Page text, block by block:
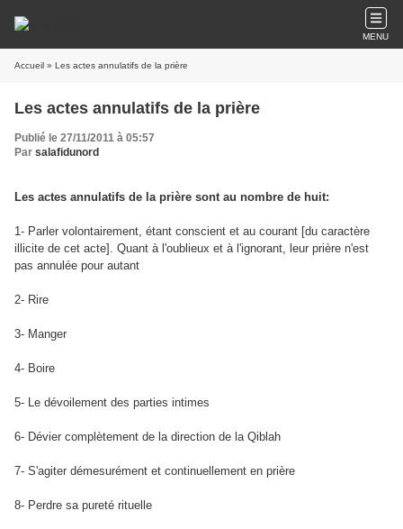
MENU
Accueil » Les actes annulatifs de la prière
Les actes annulatifs de la prière
Publié le 27/11/2011 à 05:57
Par salafidunord
Les actes annulatifs de la prière sont au nombre de huit:
1- Parler volontairement, étant conscient et au courant [du caractère
illicite de cet acte]. Quant à l'oublieux et à l'ignorant, leur prière n'est
pas annulée pour autant
2- Rire
3- Manger
4- Boire
5- Le dévoilement des parties intimes
6- Dévier complètement de la direction de la Qiblah
7- S'agiter démesurément et continuellement en prière
8- Perdre sa pureté rituelle